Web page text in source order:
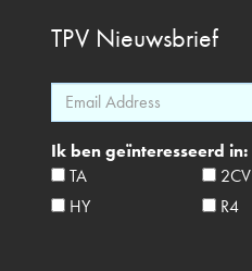
TPV Nieuwsbrief
Ik ben geïnteresseerd in:
TA
2CV
HY
R4